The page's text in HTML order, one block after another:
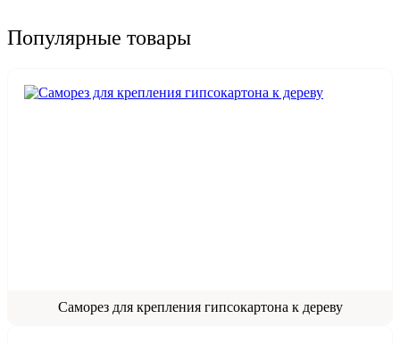
Популярные товары
Саморез для крепления гипсокартона к дереву